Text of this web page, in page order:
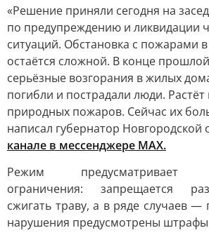
«Решение приняли сегодня на
по предупреждению и ликвидации
ситуаций. Обстановка с пожарами
остаётся сложной. В конце
серьёзные возгорания в жилых
погибли и пострадали люди. Растёт
природных пожаров. Сейчас их
написал губернатор Новгородской
канале в мессенджере MAX.
Режим предусматривает
ограничения: запрещается
сжигать траву, а в ряде случаев —
нарушения предусмотрены